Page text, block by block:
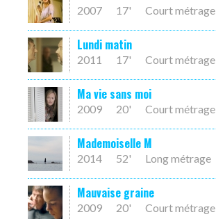
2007 17' Court métrage
Lundi matin
2011 17' Court métrage
Ma vie sans moi
2009 20' Court métrage
Mademoiselle M
2014 52' Long métrage
Mauvaise graine
2009 20' Court métrage